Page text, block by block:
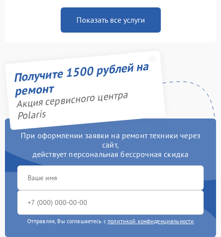
Показать все услуги
Получите 1500 рублей на
ремонт
Акция сервисного центра
Polaris
При оформлении заявки на ремонт техники через
сайт,
действует персональная бессрочная скидка
Отправляя, Вы соглашаетесь с политикой конфиденциальности